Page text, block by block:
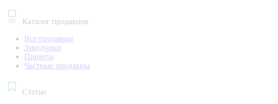
Каталог продавцов
Все продавцы
Заводчики
Приюты
Частные продавцы
Статьи